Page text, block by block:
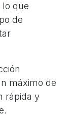
que
de
máximo de
rápida y